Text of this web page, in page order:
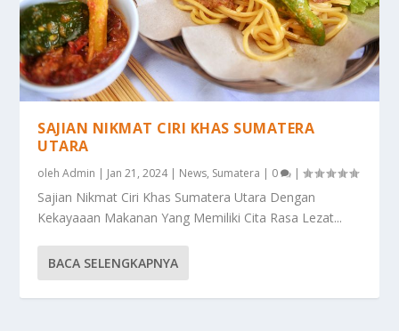
SAJIAN NIKMAT CIRI KHAS SUMATERA
UTARA
olehAdmin | Jan 21, 2024| News, Sumatera | 0 |
Sajian Nikmat Ciri Khas Sumatera Utara Dengan
Kekayaaan Makanan Yang Memiliki Cita Rasa Lezat...
BACA SELENGKAPNYA